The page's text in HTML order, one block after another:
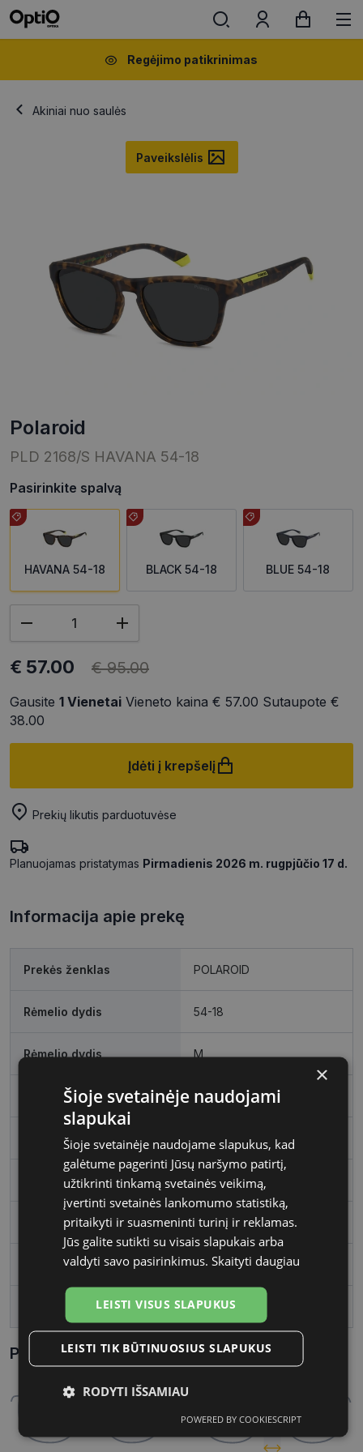
Regėjimo patikrinimas
Akiniai nuo saulės
Paveikslėlis
polaroid
PLD 2168/S HAVANA 54-18
Pasirinkite spalvą
HAVANA 54-18 BLACK 54-18 BLUE 54-18
€ 57.00 € 95.00
Gausite 1 Vienetai Vieneto kaina € 57.00 Sutaupote €
38.00
Įdėti į krepšelį
Prekių likutis parduotuvėse
Planuojamas pristatymas Pirmadienis 2026 m. rugpjūčio 17 d.
Informacija apie prekę
Prekės ženklas POLAROID
Rėmelio dydis 54-18
Rėmelio dydis M
Rėmo spalva havana
Rėmelio medžiaga Plastmasinis
Rėmelio forma Kvadratas
Vartotojų grupė Vyrams
Lęšio plotis, mm 54
Tarpnosės plotis, mm 18
Parametrai Kaip sužinoti savo akinių dydį?
×
Šioje svetainėje naudojami
slapukai
Šioje svetainėje naudojame slapukus, kad
galėtume pagerinti Jūsų naršymo patirtį,
užtikrinti tinkamą svetainės veikimą,
įvertinti svetainės lankomumo statistiką,
pritaikyti ir suasmeninti turinį ir reklamas.
Jūs galite sutikti su visais slapukais arba
valdyti savo pasirinkimus. Skaityti daugiau
LEISTI VISUS SLAPUKUS
LEISTI TIK BŪTINUOSIUS SLAPUKUS
RODYTI IŠSAMIAU
slapukai
Statistikos
slapukai
Rinkodaros
slapukai
POWERED BY COOKIESCRIPT